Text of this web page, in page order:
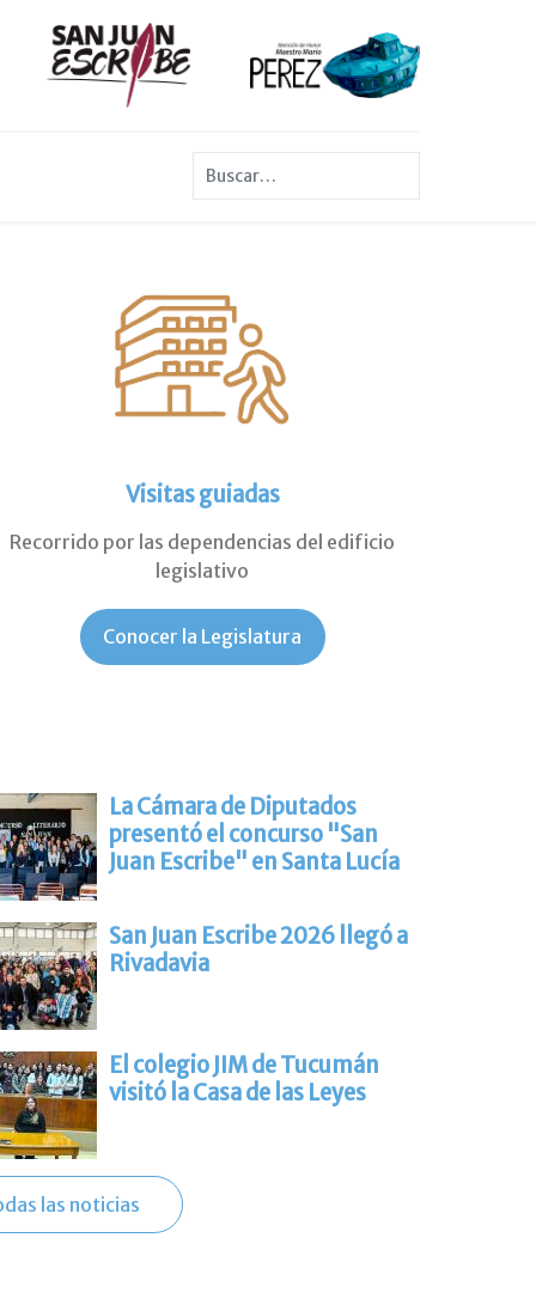
Buscar
Visitas guiadas
Recorrido por las dependencias del edificio
legislativo
Conocer la Legislatura
La Cámara de Diputados
presentó el concurso "San
Juan Escribe" en Santa Lucía
San Juan Escribe 2026 llegó a
Rivadavia
El colegio JIM de Tucumán
visitó la Casa de las Leyes
las noticias